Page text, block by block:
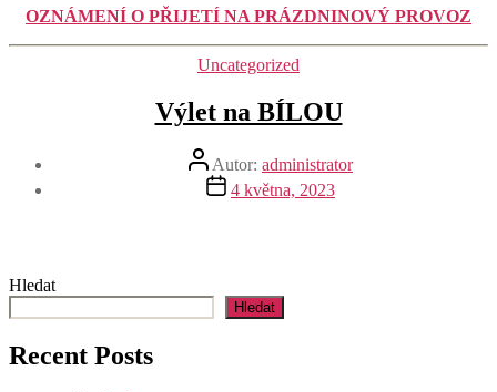
OZNÁMENÍ O PŘIJETÍ NA PRÁZDNINOVÝ PROVOZ
Rubriky
Uncategorized
Výlet na BÍLOU
Autor
příspěvku
Autor: administrator
Datum
příspěvku
4 května, 2023
Hledat
Hledat
Recent Posts